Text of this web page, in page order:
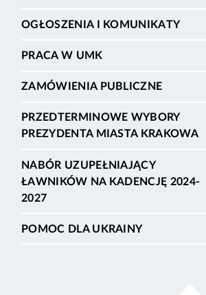
OGŁOSZENIA I KOMUNIKATY
PRACA W UMK
ZAMÓWIENIA PUBLICZNE
PRZEDTERMINOWE WYBORY
PREZYDENTA MIASTA KRAKOWA
NABÓR UZUPEŁNIAJĄCY
ŁAWNIKÓW NA KADENCJĘ 2024-
2027
POMOC DLA UKRAINY